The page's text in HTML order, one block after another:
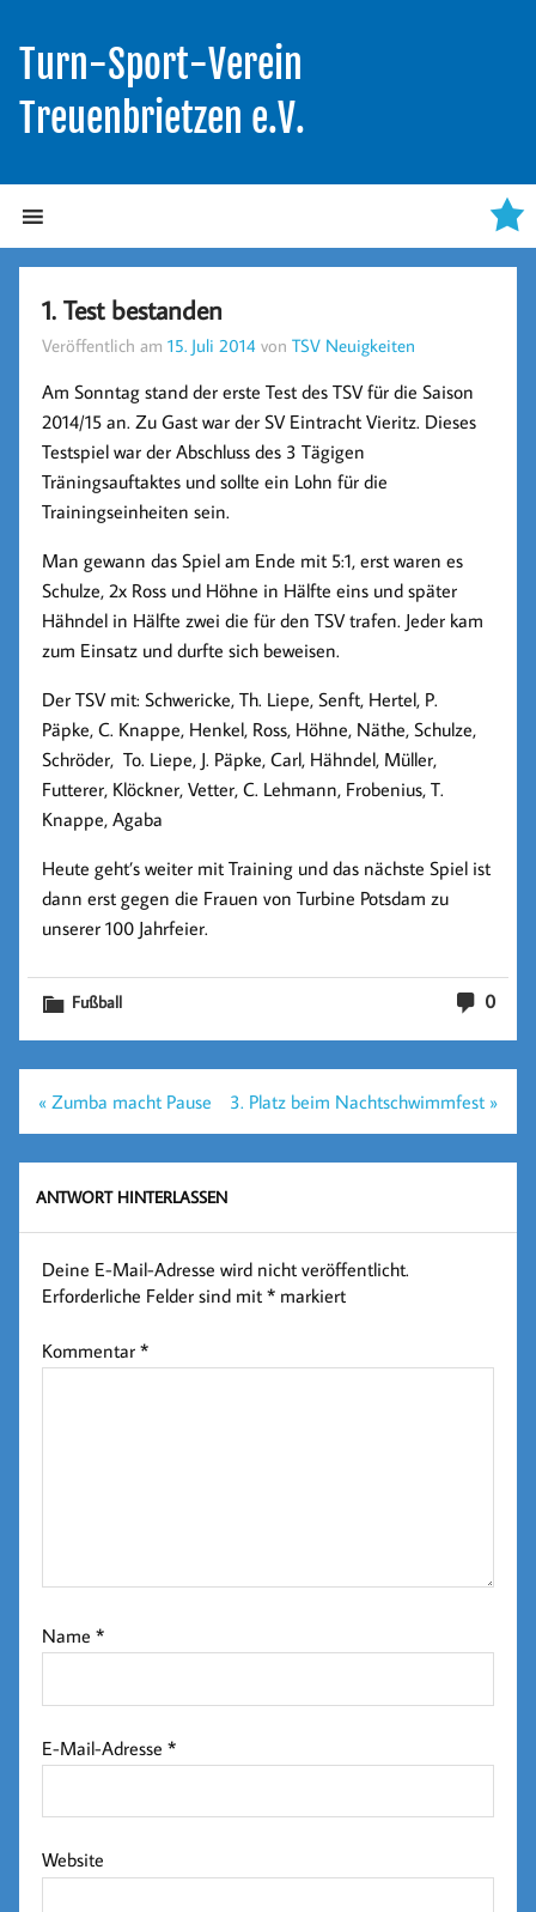
Turn-Sport-Verein
Treuenbrietzen e.V.
1. Test bestanden
Veröffentlich am15. Juli 2014 vonTSV Neuigkeiten
Am Sonntag stand der erste Test des TSV für die Saison
2014/15 an. Zu Gast war der SV Eintracht Vieritz. Dieses
Testspiel war der Abschluss des 3 Tägigen
Träningsauftaktes und sollte ein Lohn für die
Trainingseinheiten sein.
Man gewann das Spiel am Ende mit 5:1, erst waren es
Schulze, 2x Ross und Höhne in Hälfte eins und später
Hähndel in Hälfte zwei die für den TSV trafen. Jeder kam
zum Einsatz und durfte sich beweisen.
Der TSV mit: Schwericke, Th. Liepe, Senft, Hertel, P.
Päpke, C. Knappe, Henkel, Ross, Höhne, Näthe, Schulze,
Schröder, To. Liepe, J. Päpke, Carl, Hähndel, Müller,
Futterer, Klöckner, Vetter, C. Lehmann, Frobenius, T.
Knappe, Agaba
Heute geht’s weiter mit Training und das nächste Spiel ist
dann erst gegen die Frauen von Turbine Potsdam zu
unserer 100 Jahrfeier.
0
Fußball
Beitragsnavigation
« Zumba macht Pause 3. Platz beim Nachtschwimmfest »
ANTWORT HINTERLASSEN
Deine E-Mail-Adresse wird nicht veröffentlicht.
Erforderliche Felder sind mit* markiert
Kommentar*
Name*
E-Mail-Adresse*
Website